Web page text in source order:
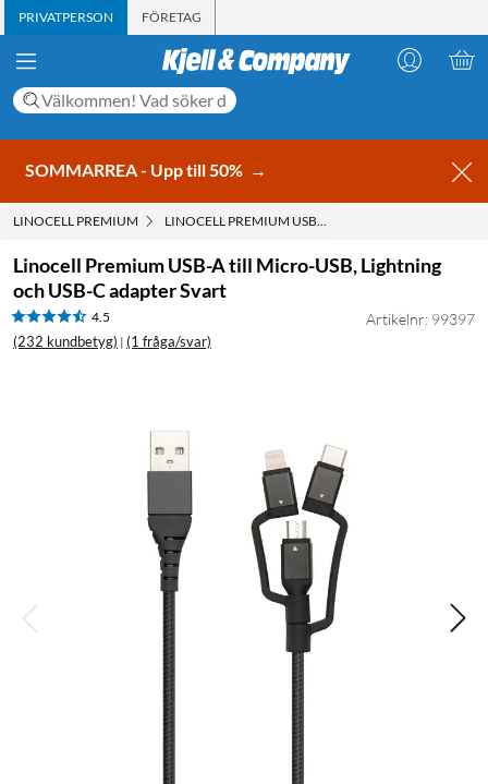
PRIVATPERSON FÖRETAG
SOMMARREA - Upp till 50% →
LINOCELL PREMIUM LINOCELL PREMIUM USB-A TILL MICRO-USB,
Linocell Premium USB-A till Micro-USB, Lightning
och USB-C adapter Svart
4.5
(232 kundbetyg) | (1 fråga/svar)
Artikelnr: 99397